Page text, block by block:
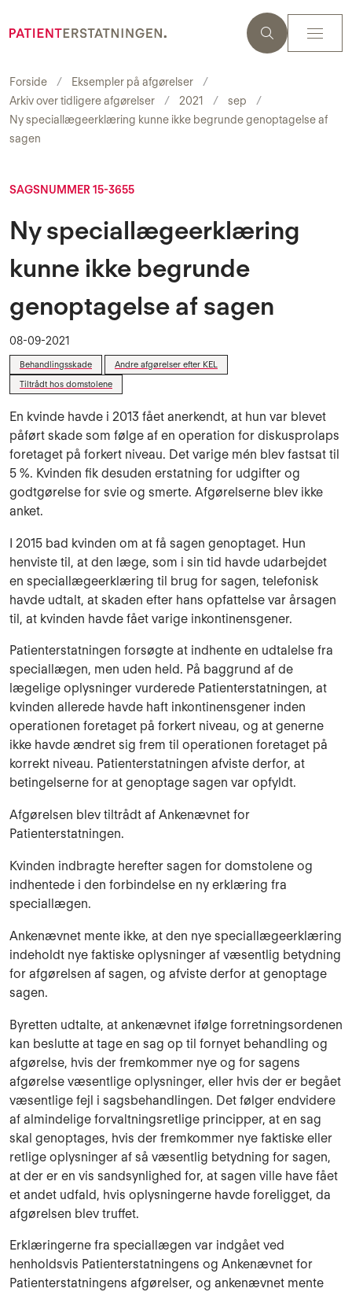
Forside
Eksempler på afgørelser
Arkiv over tidligere afgørelser
2021
sep
Ny speciallægeerklæring kunne ikke begrunde genoptagelse af
sagen
SAGSNUMMER 15-3655
Ny speciallægeerklæring
kunne ikke begrunde
genoptagelse af sagen
08-09-2021
Behandlingsskade
Andre afgørelser efter KEL
Tiltrådt hos domstolene
En kvinde havde i 2013 fået anerkendt, at hun var blevet
påført skade som følge af en operation for diskusprolaps
foretaget på forkert niveau. Det varige mén blev fastsat til
5 %. Kvinden fik desuden erstatning for udgifter og
godtgørelse for svie og smerte. Afgørelserne blev ikke
anket.
I 2015 bad kvinden om at få sagen genoptaget. Hun
henviste til, at den læge, som i sin tid havde udarbejdet
en speciallægeerklæring til brug for sagen, telefonisk
havde udtalt, at skaden efter hans opfattelse var årsagen
til, at kvinden havde fået varige inkontinensgener.
Patienterstatningen forsøgte at indhente en udtalelse fra
speciallægen, men uden held. På baggrund af de
lægelige oplysninger vurderede Patienterstatningen, at
kvinden allerede havde haft inkontinensgener inden
operationen foretaget på forkert niveau, og at generne
ikke havde ændret sig frem til operationen foretaget på
korrekt niveau. Patienterstatningen afviste derfor, at
betingelserne for at genoptage sagen var opfyldt.
Afgørelsen blev tiltrådt af Ankenævnet for
Patienterstatningen.
Kvinden indbragte herefter sagen for domstolene og
indhentede i den forbindelse en ny erklæring fra
speciallægen.
Ankenævnet mente ikke, at den nye speciallægeerklæring
indeholdt nye faktiske oplysninger af væsentlig betydning
for afgørelsen af sagen, og afviste derfor at genoptage
sagen.
Byretten udtalte, at ankenævnet ifølge forretningsordenen
kan beslutte at tage en sag op til fornyet behandling og
afgørelse, hvis der fremkommer nye og for sagens
afgørelse væsentlige oplysninger, eller hvis der er begået
væsentlige fejl i sagsbehandlingen. Det følger endvidere
af almindelige forvaltningsretlige principper, at en sag
skal genoptages, hvis der fremkommer nye faktiske eller
retlige oplysninger af så væsentlig betydning for sagen,
at der er en vis sandsynlighed for, at sagen ville have fået
et andet udfald, hvis oplysningerne havde foreligget, da
afgørelsen blev truffet.
Erklæringerne fra speciallægen var indgået ved
henholdsvis Patienterstatningens og Ankenævnet for
Patienterstatningens afgørelser, og ankenævnet mente